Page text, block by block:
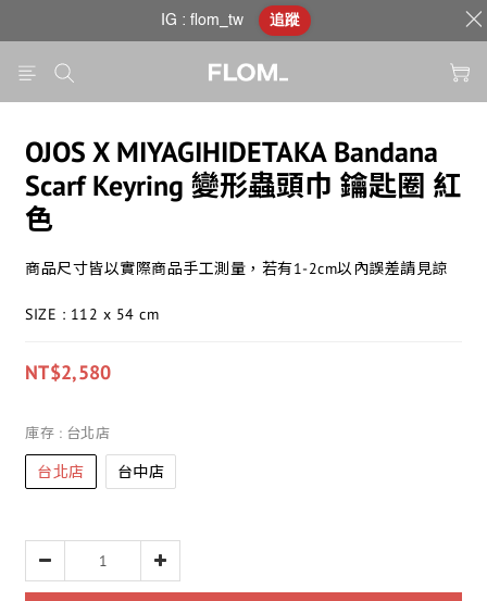
OJOS X MIYAGIHIDETAKA Bandana
Scarf Keyring 變形蟲頭巾 鑰匙圈 紅
色
商品尺寸皆以實際商品手工測量，若有1-2cm以內誤差請見諒
SIZE : 112 x 54 cm
NT$2,580
庫存 : 台北店
台北店 台中店
IG : flom_tw 追蹤